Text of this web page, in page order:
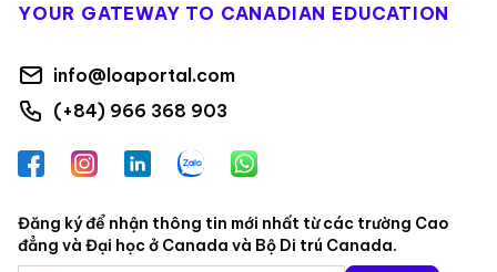
YOUR GATEWAY TO CANADIAN EDUCATION
info@loaportal.com
(+84) 966 368 903
FacebookInstagramLinkedInZalo WhatsApp
Đăng ký để nhận thông tin mới nhất từ các trường Cao
đẳng và Đại học ở Canada và Bộ Di trú Canada.